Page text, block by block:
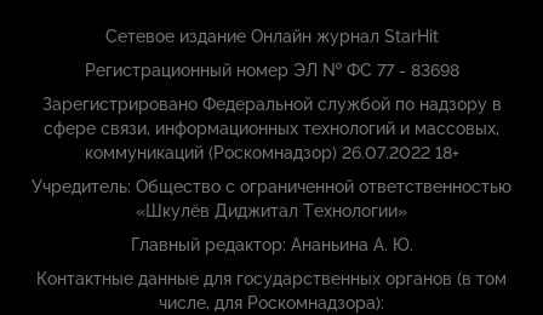
Сетевое издание Онлайн журнал StarHit
Регистрационный номер ЭЛ № ФС 77 - 83698
Зарегистрировано Федеральной службой по надзору в
сфере связи, информационных технологий и массовых,
коммуникаций (Роскомнадзор) 26.07.2022 18+
Учредитель: Общество с ограниченной ответственностью
«Шкулёв Диджитал Технологии»
Главный редактор: Ананьина А. Ю.
Контактные данные для государственных органов (в том
числе, для Роскомнадзора):